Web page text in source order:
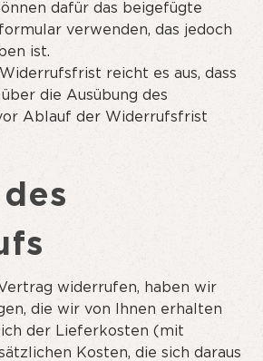
dafür das beigefügte
verwenden, das jedoch
ist.
reicht es aus, dass
die Ausübung des
Ablauf der Widerrufsfrist
widerrufen, haben wir
die wir von Ihnen erhalten
der Lieferkosten (mit
Kosten, die sich daraus